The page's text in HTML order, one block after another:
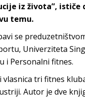
iz života”, ističe
temu.
se
Univerziteta
i Personalni fitnes.
vlasnica tri fitnes
Autor je dve